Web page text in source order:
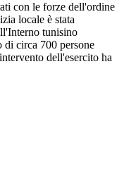
con le forze dell'ordine
locale è stata
tunisino
di circa 700 persone
dell'esercito ha